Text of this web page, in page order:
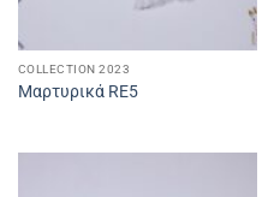
COLLECTION 2023
Μαρτυρικά RE5